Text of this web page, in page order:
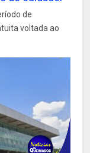
de
voltada ao